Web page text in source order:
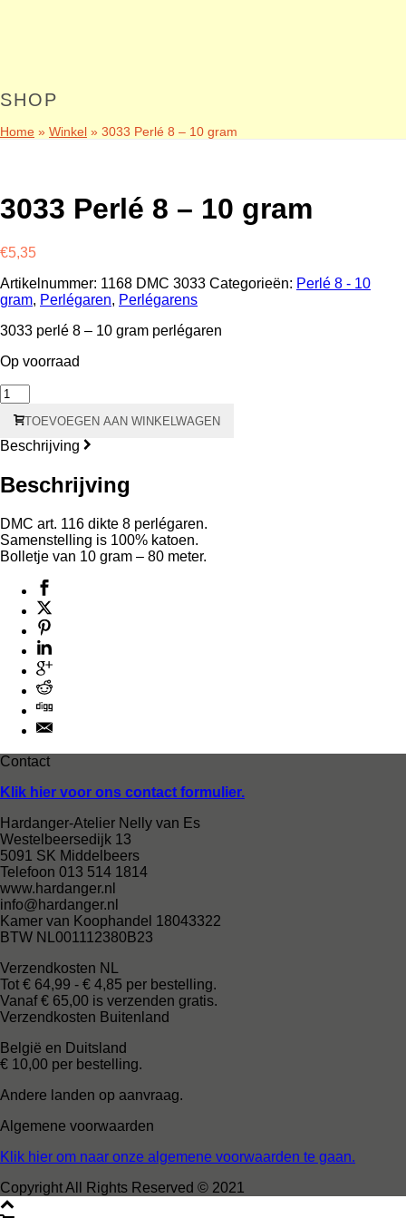
SHOP
Home » Winkel » 3033 Perlé 8 – 10 gram
3033 Perlé 8 – 10 gram
€5,35
Artikelnummer: 1168 DMC 3033 Categorieën: Perlé 8 - 10
gram, Perlégaren, Perlégarens
3033 perlé 8 – 10 gram perlégaren
Op voorraad
3033
Perlé
-
aantal
TOEVOEGEN AAN WINKELWAGEN
Beschrijving
Beschrijving
DMC art. 116 dikte 8 perlégaren.
Samenstelling is 100% katoen.
Bolletje van 10 gram – 80 meter.
Contact
Klik hier voor ons contact formulier.
Hardanger-Atelier Nelly van Es
Westelbeersedijk 13
5091 SK Middelbeers
Telefoon 013 514 1814
www.hardanger.nl
info@hardanger.nl
Kamer van Koophandel 18043322
BTW NL001112380B23
Verzendkosten NL
Tot € 64,99 - € 4,85 per bestelling.
Vanaf € 65,00 is verzenden gratis.
Verzendkosten Buitenland
België en Duitsland
€ 10,00 per bestelling.
Andere landen op aanvraag.
Algemene voorwaarden
Klik hier om naar onze algemene voorwaarden te gaan.
Copyright All Rights Reserved © 2021